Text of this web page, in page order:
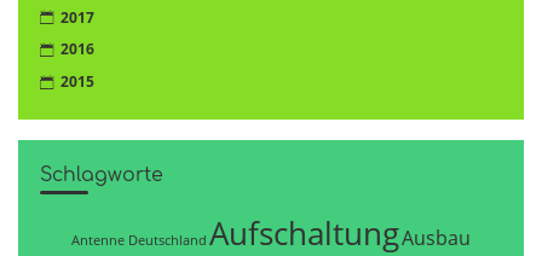
2017
2016
2015
Schlagworte
Antenne Deutschland AufschaltungAusbau